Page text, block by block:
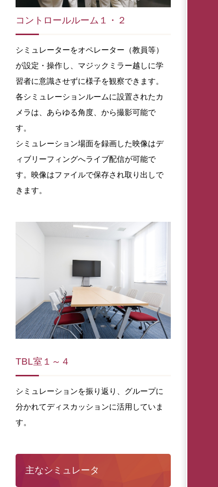
コントロールルーム１・２
シミュレーターをオペレーター（教員等）
が設定・操作し、マジックミラー越しに学
習者に意識させずに様子を観察できます。
各シミュレーションルームに設置されたカ
メラは、あらゆる角度、から撮影可能で
す。
シミュレーション場面を録画した映像はデ
ィブリーフィングへライブ配信が可能で
す。映像はファイルで保存され取り出しで
きます。
TBL室１～４
シミュレーションを振り返り、グループに
分かれてディスカッションに活用していま
す。
主なシミュレータ